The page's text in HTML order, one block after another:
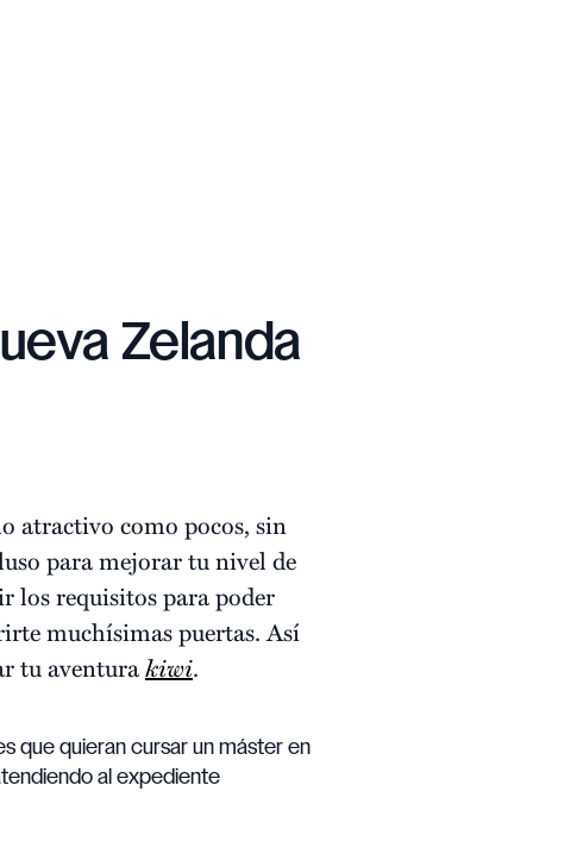
Zelanda
atractivo como pocos, sin
para mejorar tu nivel de
los requisitos para poder
muchísimas puertas. Así
tu aventurakiwi.
que quieran cursar un máster en
al expediente